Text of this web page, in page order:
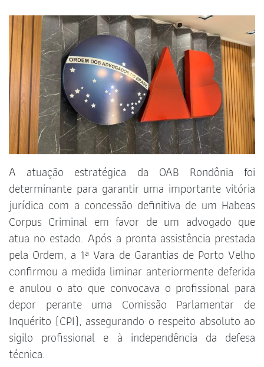
A atuação estratégica da OAB Rondônia foi
determinante para garantir uma importante vitória
jurídica com a concessão definitiva de um Habeas
Corpus Criminal em favor de um advogado que
atua no estado. Após a pronta assistência prestada
pela Ordem, a 1ª Vara de Garantias de Porto Velho
confirmou a medida liminar anteriormente deferida
e anulou o ato que convocava o profissional para
depor perante uma Comissão Parlamentar de
Inquérito (CPI), assegurando o respeito absoluto ao
sigilo profissional e à independência da defesa
técnica.